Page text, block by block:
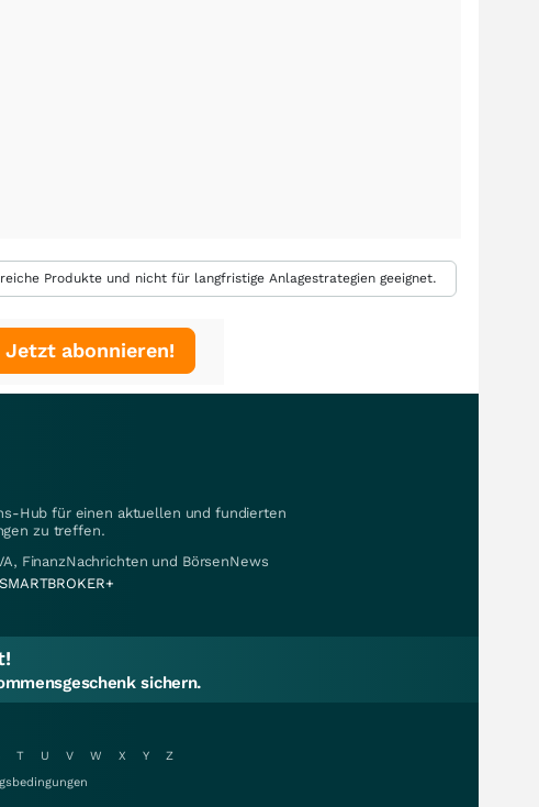
Produkte und nicht für langfristige Anlagestrategien geeignet.
Jetzt abonnieren!
Hub für einen aktuellen und fundierten
zu treffen.
FinanzNachrichten und BörsenNews
SMARTBROKER+
sichern.
T U V W X Y
Z